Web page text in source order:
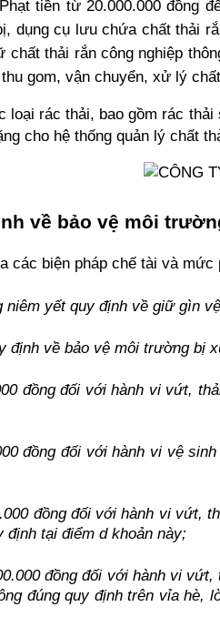
Phạt tiền từ 20.000.000 đồng
dụng cụ lưu chứa chất thải
thải rắn công nghiệp
gom, vận chuyển, xử lý
loại rác thải, bao gồm rác
cho hệ thống quản lý chất
về bảo vệ môi
các biện pháp chế tài và
niêm yết quy định về giữ gìn
định về bảo vệ môi trường bị
đồng đối với hành vi vứt,
đồng đối với hành vi vệ
đồng đối với hành vi
tại điểm d khoản này;
đồng đối với hành vi
đúng quy định trên vỉa hè,